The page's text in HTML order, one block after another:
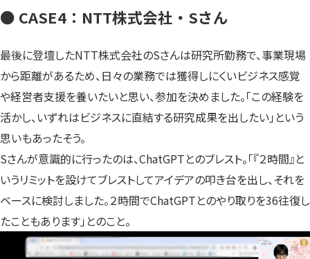
● CASE4：NTT株式会社・Sさん
最後に登壇したNTT株式会社のSさんは研究所勤務で、事業現場
から距離があるため、日々の業務では獲得しにくいビジネス感覚
や経営者支援を養いたいと思い、参加を決めました。「この経験を
活かし、いずれはビジネスに直結する研究成果を出したい」という
思いもあったそう。
Sさんが意識的に行ったのは、ChatGPTとのブレスト。「『２時間』と
いうリミットを設けてブレストしてアイデアの叩き台を出し、それを
ベースに検討しました。２時間でChatGPTとのやり取りを36往復し
たこともあります」とのこと。